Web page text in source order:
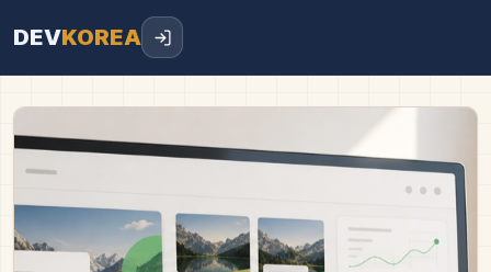
DEVKOREA